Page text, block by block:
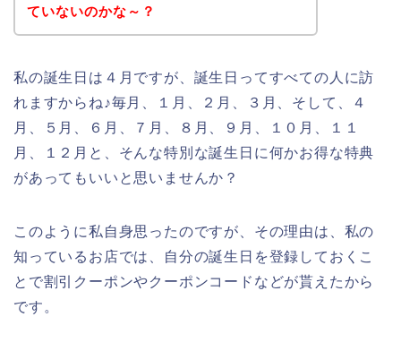
ていないのかな～？
私の誕生日は４月ですが、誕生日ってすべての人に訪
れますからね♪毎月、１月、２月、３月、そして、４
月、５月、６月、７月、８月、９月、１０月、１１
月、１２月と、そんな特別な誕生日に何かお得な特典
があってもいいと思いませんか？
このように私自身思ったのですが、その理由は、私の
知っているお店では、自分の誕生日を登録しておくこ
とで割引クーポンやクーポンコードなどが貰えたから
です。